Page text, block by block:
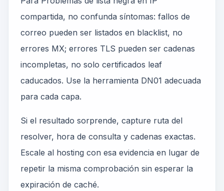
compartida, no confunda síntomas: fallos de
correo pueden ser listados en blacklist, no
errores MX; errores TLS pueden ser cadenas
incompletas, no solo certificados leaf
caducados. Use la herramienta DN01 adecuada
para cada capa.
Si el resultado sorprende, capture ruta del
resolver, hora de consulta y cadenas exactas.
Escale al hosting con esa evidencia en lugar de
repetir la misma comprobación sin esperar la
expiración de caché.